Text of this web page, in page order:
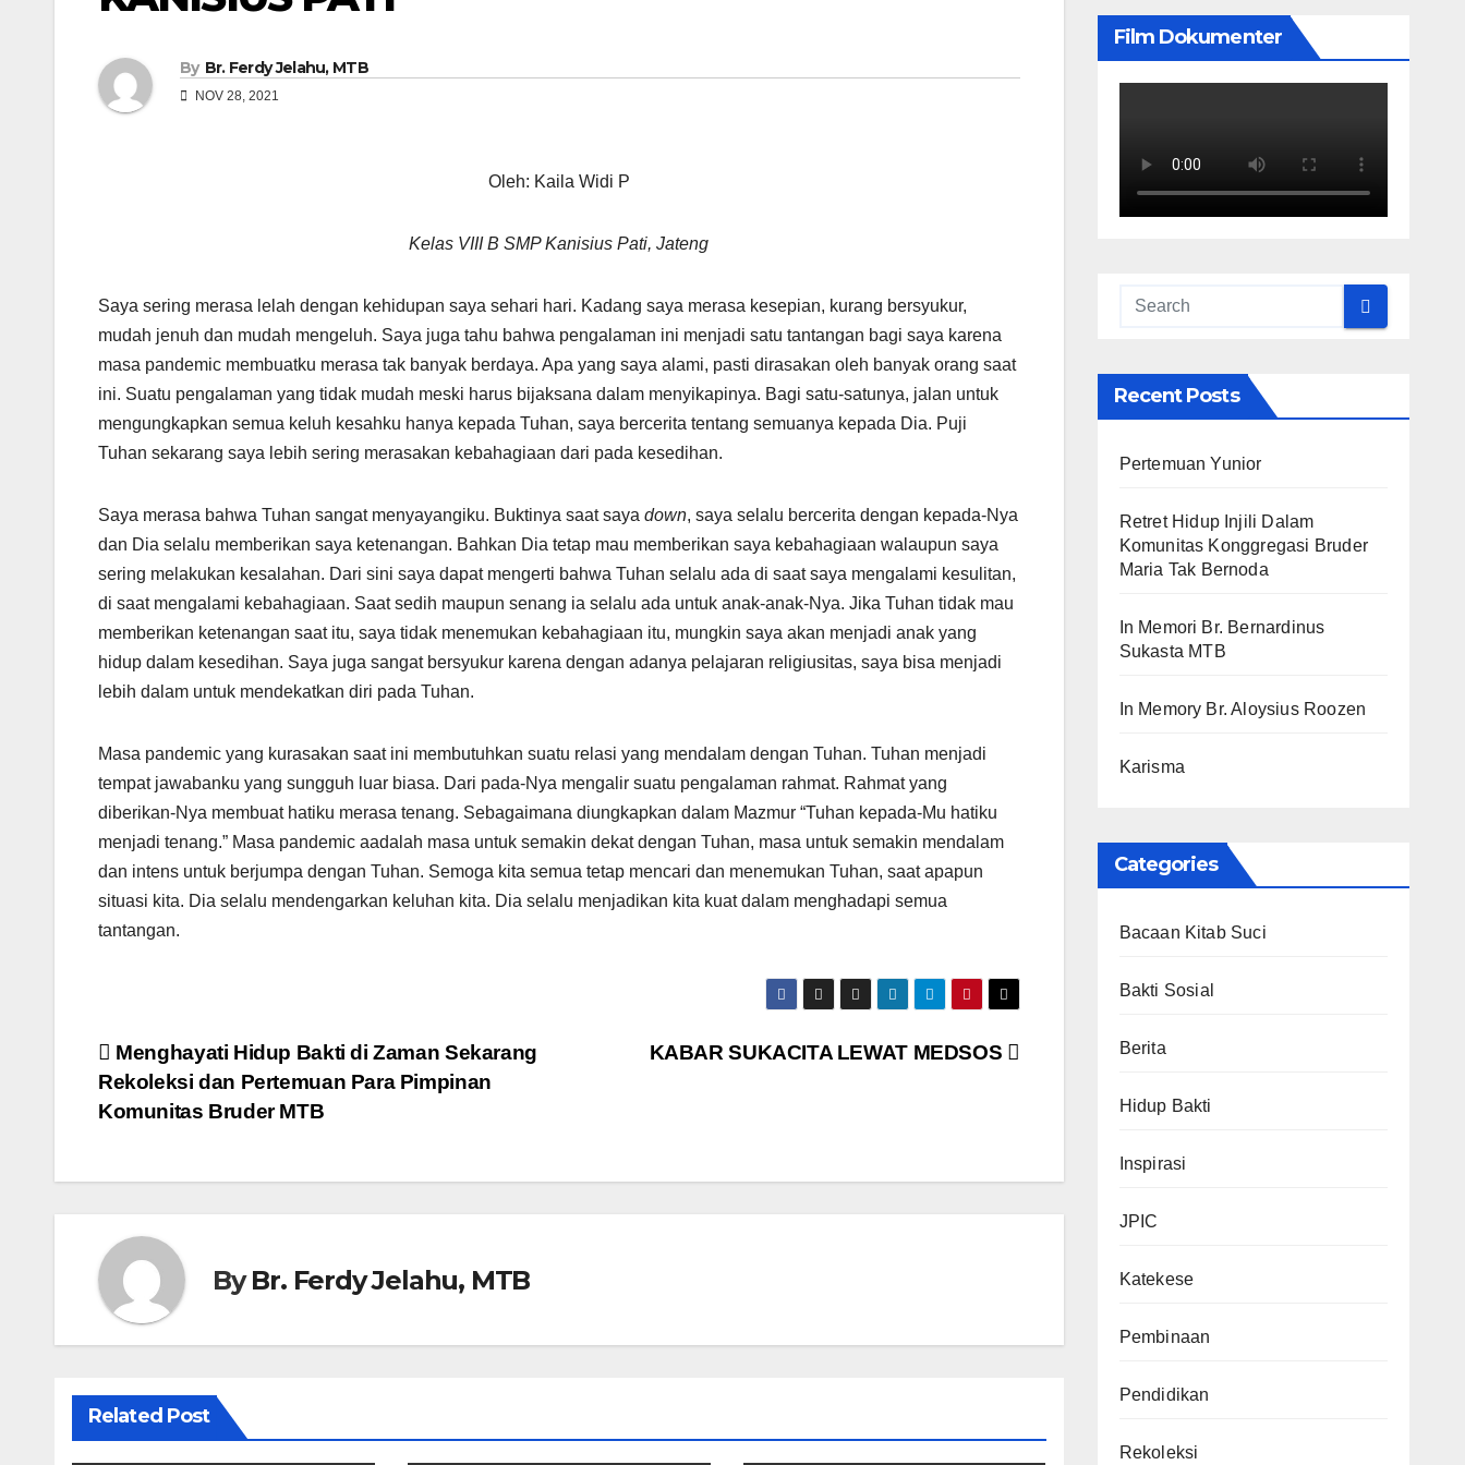
By Br. Ferdy Jelahu, MTB
NOV 28, 2021
Oleh: Kaila Widi P
Kelas VIII B SMP Kanisius Pati, Jateng
Saya sering merasa lelah dengan kehidupan saya sehari hari. Kadang saya merasa kesepian, kurang bersyukur,
mudah jenuh dan mudah mengeluh. Saya juga tahu bahwa pengalaman ini menjadi satu tantangan bagi saya karena
masa pandemic membuatku merasa tak banyak berdaya. Apa yang saya alami, pasti dirasakan oleh banyak orang saat
ini. Suatu pengalaman yang tidak mudah meski harus bijaksana dalam menyikapinya. Bagi satu-satunya, jalan untuk
mengungkapkan semua keluh kesahku hanya kepada Tuhan, saya bercerita tentang semuanya kepada Dia. Puji
Tuhan sekarang saya lebih sering merasakan kebahagiaan dari pada kesedihan.
Saya merasa bahwa Tuhan sangat menyayangiku. Buktinya saat saya down, saya selalu bercerita dengan kepada-Nya
dan Dia selalu memberikan saya ketenangan. Bahkan Dia tetap mau memberikan saya kebahagiaan walaupun saya
sering melakukan kesalahan. Dari sini saya dapat mengerti bahwa Tuhan selalu ada di saat saya mengalami kesulitan,
di saat mengalami kebahagiaan. Saat sedih maupun senang ia selalu ada untuk anak-anak-Nya. Jika Tuhan tidak mau
memberikan ketenangan saat itu, saya tidak menemukan kebahagiaan itu, mungkin saya akan menjadi anak yang
hidup dalam kesedihan. Saya juga sangat bersyukur karena dengan adanya pelajaran religiusitas, saya bisa menjadi
lebih dalam untuk mendekatkan diri pada Tuhan.
Masa pandemic yang kurasakan saat ini membutuhkan suatu relasi yang mendalam dengan Tuhan. Tuhan menjadi
tempat jawabanku yang sungguh luar biasa. Dari pada-Nya mengalir suatu pengalaman rahmat. Rahmat yang
diberikan-Nya membuat hatiku merasa tenang. Sebagaimana diungkapkan dalam Mazmur “Tuhan kepada-Mu hatiku
menjadi tenang.” Masa pandemic aadalah masa untuk semakin dekat dengan Tuhan, masa untuk semakin mendalam
dan intens untuk berjumpa dengan Tuhan. Semoga kita semua tetap mencari dan menemukan Tuhan, saat apapun
situasi kita. Dia selalu mendengarkan keluhan kita. Dia selalu menjadikan kita kuat dalam menghadapi semua
tantangan.
Post
navigation
KABAR SUKACITA LEWAT MEDSOS
Menghayati Hidup Bakti di Zaman Sekarang
Rekoleksi dan Pertemuan Para Pimpinan
Komunitas Bruder MTB
ByBr. Ferdy Jelahu, MTB
Related Post
Film Dokumenter
Recent Posts
Pertemuan Yunior
Retret Hidup Injili Dalam
Komunitas Konggregasi Bruder
Maria Tak Bernoda
In Memori Br. Bernardinus
Sukasta MTB
In Memory Br. Aloysius Roozen
Karisma
Categories
Bacaan Kitab Suci
Bakti Sosial
Berita
Hidup Bakti
Inspirasi
JPIC
Katekese
Pembinaan
Pendidikan
Rekoleksi